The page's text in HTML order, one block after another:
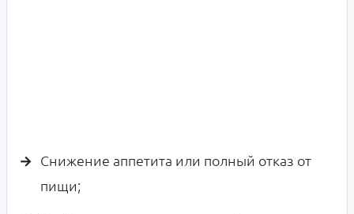
Снижение аппетита или полный отказ от
пищи;